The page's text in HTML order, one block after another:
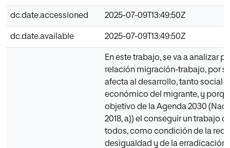
dc.date.accessioned 2025-07-09T13:49:50Z
dc.date.available 2025-07-09T13:49:50Z
En este trabajo, se va a analizar
relación migración-trabajo, por
afecta al desarrollo, tanto social
económico del migrante, y
objetivo de la Agenda 2030
2018, a)) el conseguir un trabajo
todos, como condición de la
desigualdad y de la erradicación